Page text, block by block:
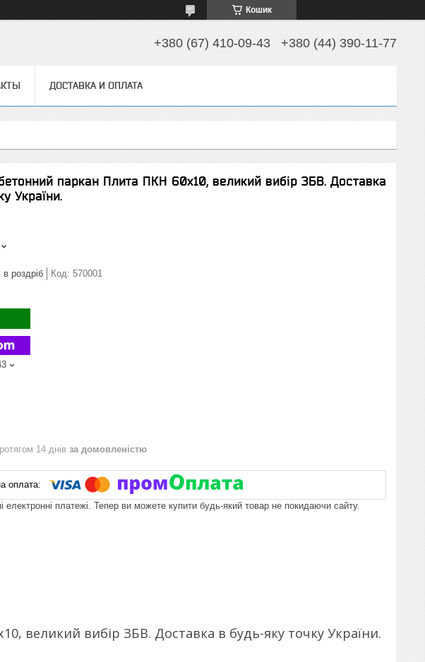
Кошик
+380 (67) 410-09-43 +380 (44) 390-11-77
ДОСТАВКА И ОПЛАТА
паркан Плита ПКН 60x10, великий вибір ЗБВ. Доставка
України.
роздріб Код: 570001
14 днів за домовленістю
електронні платежі. Тепер ви можете купити будь-який товар не покидаючи сайту.
великий вибір ЗБВ. Доставка в будь-яку точку України.